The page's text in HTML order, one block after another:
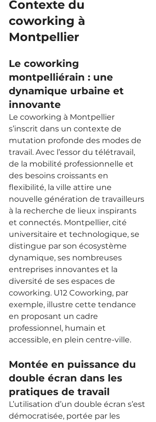
Contexte du
coworking à
Montpellier
Le coworking
montpelliérain : une
dynamique urbaine et
innovante
Le coworking à Montpellier
s’inscrit dans un contexte de
mutation profonde des modes de
travail. Avec l’essor du télétravail,
de la mobilité professionnelle et
des besoins croissants en
flexibilité, la ville attire une
nouvelle génération de travailleurs
à la recherche de lieux inspirants
et connectés. Montpellier, cité
universitaire et technologique, se
distingue par son écosystème
dynamique, ses nombreuses
entreprises innovantes et la
diversité de ses espaces de
coworking. U12 Coworking, par
exemple, illustre cette tendance
en proposant un cadre
professionnel, humain et
accessible, en plein centre-ville.
Montée en puissance du
double écran dans les
pratiques de travail
L’utilisation d’un double écran s’est
démocratisée, portée par les